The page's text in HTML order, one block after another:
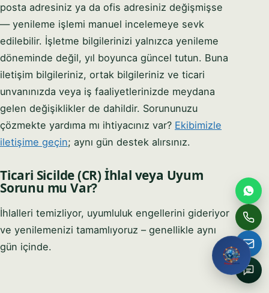
posta adresiniz ya da ofis adresiniz değişmişse
— yenileme işlemi manuel incelemeye sevk
edilebilir. İşletme bilgilerinizi yalnızca yenileme
döneminde değil, yıl boyunca güncel tutun. Buna
iletişim bilgileriniz, ortak bilgileriniz ve ticari
unvanınızda veya iş faaliyetlerinizde meydana
gelen değişiklikler de dahildir. Sorununuzu
çözmekte yardıma mı ihtiyacınız var? Ekibimizle
iletişime geçin; aynı gün destek alırsınız.
Ticari Sicilde (CR) İhlal veya Uyum
Sorunu mu Var?
İhlalleri temizliyor, uyumluluk engellerini gideriyor
ve yenilemenizi tamamlıyoruz – genellikle aynı
gün içinde.
Email
Phone / WhatsApp
Request My Free
Consultation